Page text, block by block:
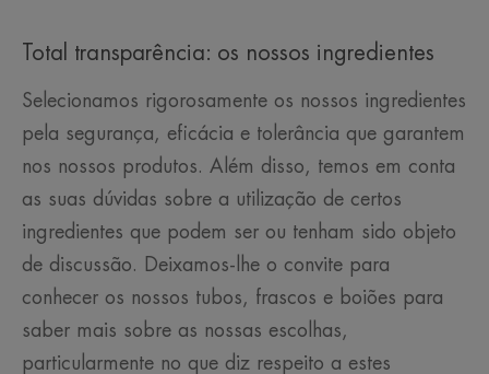
Total transparência: os nossos ingredientes
Selecionamos rigorosamente os nossos ingredientes
pela segurança, eficácia e tolerância que garantem
nos nossos produtos. Além disso, temos em conta
as suas dúvidas sobre a utilização de certos
ingredientes que podem ser ou tenham sido objeto
de discussão. Deixamos-lhe o convite para
conhecer os nossos tubos, frascos e boiões para
saber mais sobre as nossas escolhas,
particularmente no que diz respeito a estes